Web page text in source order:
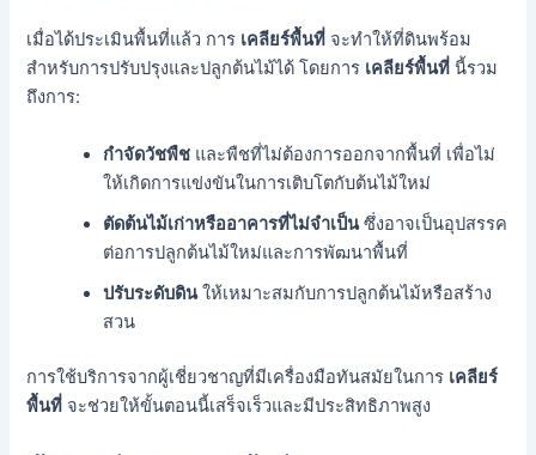
เมื่อได้ประเมินพื้นที่แล้ว การ เคลียร์พื้นที่ จะทำให้ที่ดินพร้อม
สำหรับการปรับปรุงและปลูกต้นไม้ได้ โดยการ เคลียร์พื้นที่ นี้รวม
ถึงการ:
กำจัดวัชพืช และพืชที่ไม่ต้องการออกจากพื้นที่ เพื่อไม่
ให้เกิดการแข่งขันในการเติบโตกับต้นไม้ใหม่
ตัดต้นไม้เก่าหรืออาคารที่ไม่จำเป็นซึ่งอาจเป็นอุปสรรค
ต่อการปลูกต้นไม้ใหม่และการพัฒนาพื้นที่
ปรับระดับดินให้เหมาะสมกับการปลูกต้นไม้หรือสร้าง
สวน
การใช้บริการจากผู้เชี่ยวชาญที่มีเครื่องมือทันสมัยในการ เคลียร์
พื้นที่ จะช่วยให้ขั้นตอนนี้เสร็จเร็วและมีประสิทธิภาพสูง